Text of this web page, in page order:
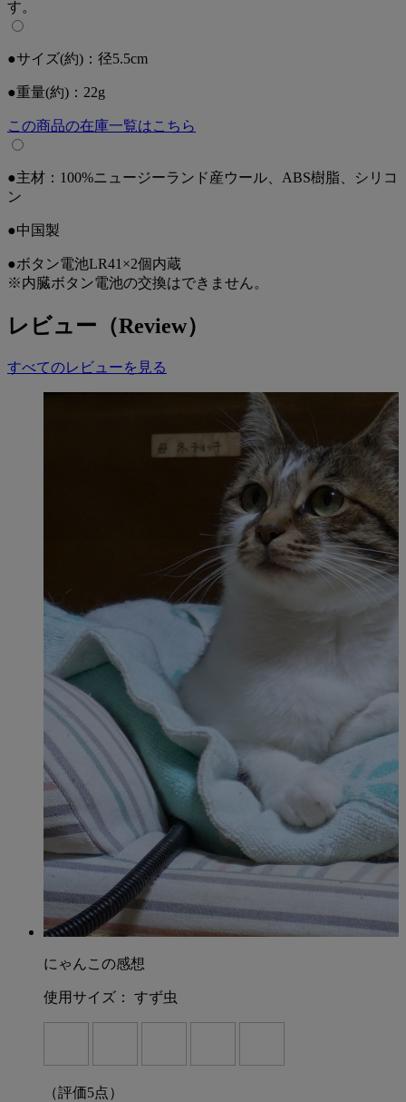
す。
●サイズ(約)：径5.5cm
●重量(約)：22g
この商品の在庫一覧はこちら
●主材：100%ニュージーランド産ウール、ABS樹脂、シリコ
ン
●中国製
●ボタン電池LR41×2個内蔵
※内臓ボタン電池の交換はできません。
レビュー（Review）
すべてのレビューを見る
にゃんこの感想
使用サイズ： すず虫
（評価5点）